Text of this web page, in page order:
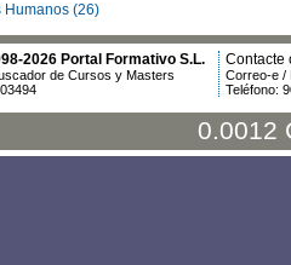
Humanos (26)
2026 Portal Formativo S.L.
de Cursos y Masters
Contacte
Correo-e /
Teléfono:
0.0012